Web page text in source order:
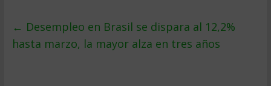
← Desempleo en Brasil se dispara al 12,2%
hasta marzo, la mayor alza en tres años